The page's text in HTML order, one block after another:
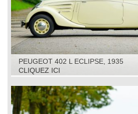
PEUGEOT 402 L ECLIPSE, 1935
CLIQUEZ ICI